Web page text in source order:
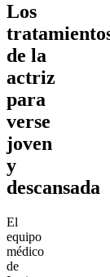
Los
de la
actriz
para
verse
joven
y
descansada
El
equipo
médico
de